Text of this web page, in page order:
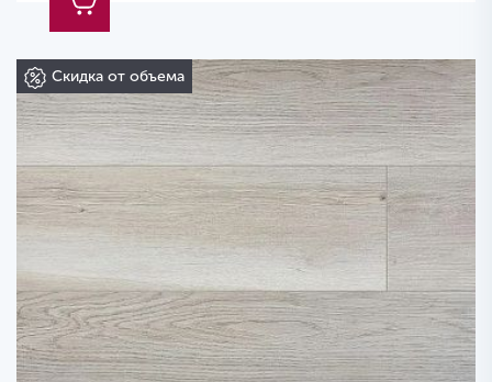
Скидка от объема